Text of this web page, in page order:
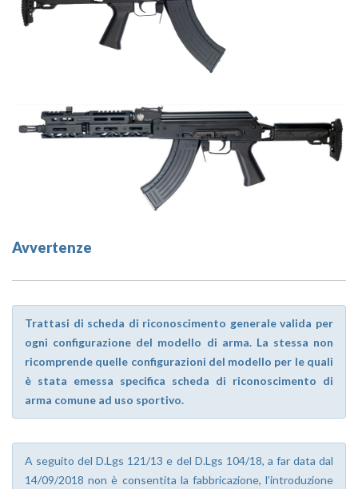
Avvertenze
Trattasi di scheda di riconoscimento generale valida per
ogni configurazione del modello di arma. La stessa non
ricomprende quelle configurazioni del modello per le quali
è stata emessa specifica scheda di riconoscimento di
arma comune ad uso sportivo.
A seguito del D.Lgs 121/13 e del D.Lgs 104/18, a far data dal
14/09/2018 non è consentita la fabbricazione, l’introduzione